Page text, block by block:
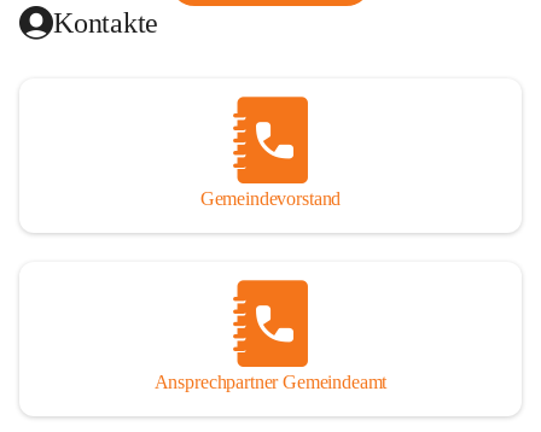
Kontakte
Gemeindevorstand
Ansprechpartner Gemeindeamt